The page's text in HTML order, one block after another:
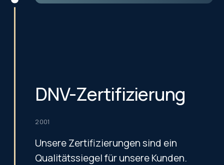
DNV-Zertifizierung
2001
Unsere Zertifizierungen sind ein
Qualitätssiegel für unsere Kunden.